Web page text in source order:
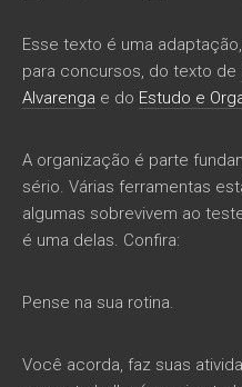
Esse texto é uma
para concursos, do texto de
Alvarenga e do Estudo e
A organização é parte
sério. Várias ferramentas
algumas sobrevivem ao
é uma delas. Confira:
Pense na sua rotina.
Você acorda, faz suas